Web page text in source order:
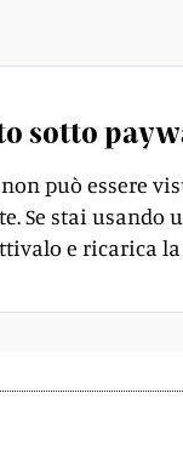
sotto
può essere
Se stai usando
e ricarica